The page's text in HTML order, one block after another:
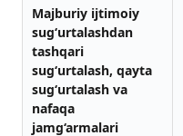
Majburiy ijtimoiy
sug‘urtalashdan
tashqari
sug‘urtalash, qayta
sug‘urtalash va
nafaqa
jamg‘armalari